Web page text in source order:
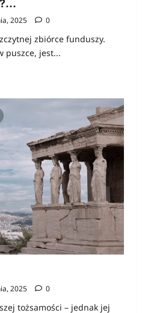
2025 0
zbiórce funduszy.
puszce, jest...
2025 0
tożsamości – jednak jej